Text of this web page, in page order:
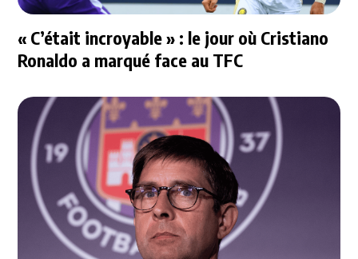
« C’était incroyable » : le jour où Cristiano
Ronaldo a marqué face au TFC